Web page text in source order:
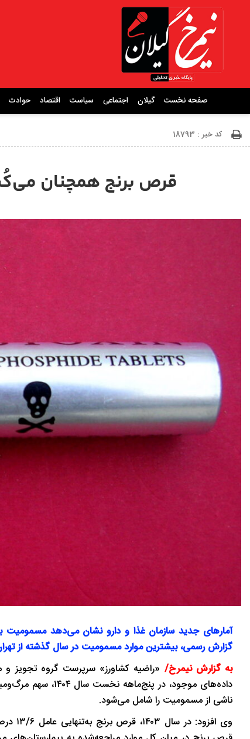
صفحه نخست گیلان اجتماعی سیاست اقتصاد حوادث
کد خبر : 18793
قرص برنج همچنان
آمارهای جدید سازمان غذا و دارو نشان می‌دهد
گزارش رسمی، بیشترین موارد مسمومیت در سال گذشته از
به گزارش نیمرخ/ «راضیه کشاورز» سرپرست گروه تجویز
ناشی از مسمومیت را شامل می‌شود.
وی